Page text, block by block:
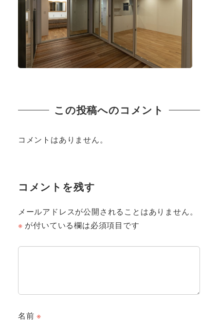
この投稿へのコメント
コメントはありません。
コメントを残す
メールアドレスが公開されることはありません。
※ が付いている欄は必須項目です
名前※